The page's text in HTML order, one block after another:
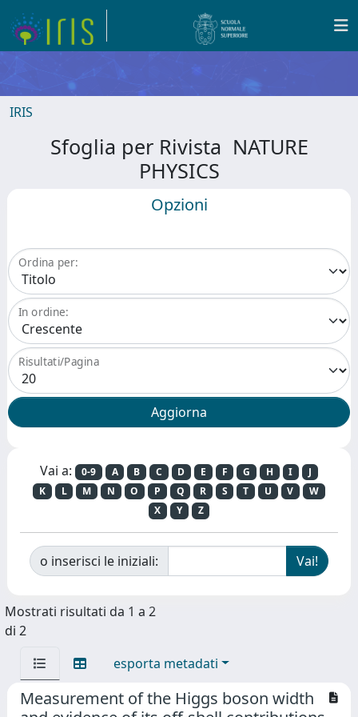
IRIS
Sfoglia per Rivista NATURE
PHYSICS
Opzioni
Ordina per:
In ordine:
Risultati/Pagina
Vai a: 0-9 A B C D E F G H I
J
K
L M N O P Q R S T U V
W
X
Y Z
o inserisci le iniziali:
Mostrati risultati da 1 a 2
di 2
esporta metadati
Measurement of the Higgs boson width